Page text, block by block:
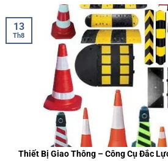
Thiết Bị Giao Thông – Công Cụ Đắc
13
Th8